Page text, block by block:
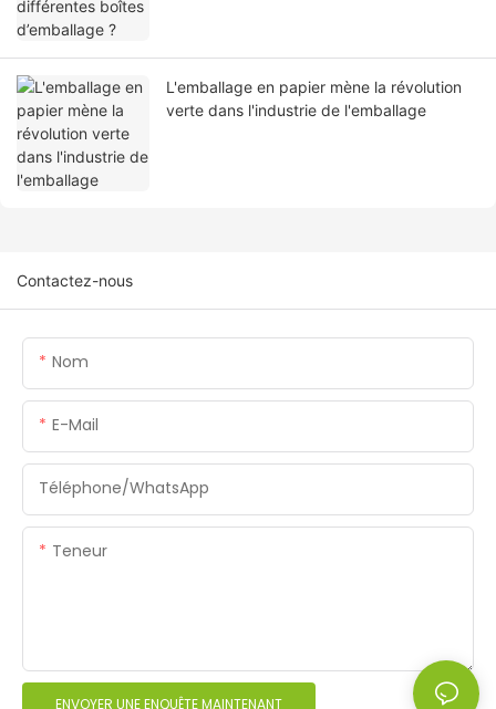
L'emballage en papier mène la révolution
verte dans l'industrie de l'emballage
Contactez-nous
Nom
E-Mail
Téléphone/WhatsApp
Teneur
ENVOYER UNE ENQUÊTE MAINTENANT